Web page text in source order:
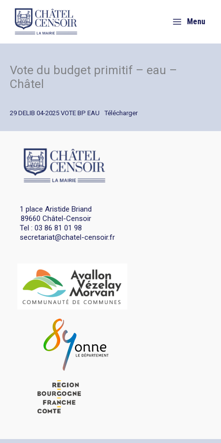
contenu
Menu
Vote du budget primitif – eau –
Châtel
29 DELIB 04-2025 VOTE BP EAU Télécharger
1 place Aristide Briand
89660 Châtel-Censoir
Tel : 03 86 81 01 98
secretariat@chatel-censoir.fr